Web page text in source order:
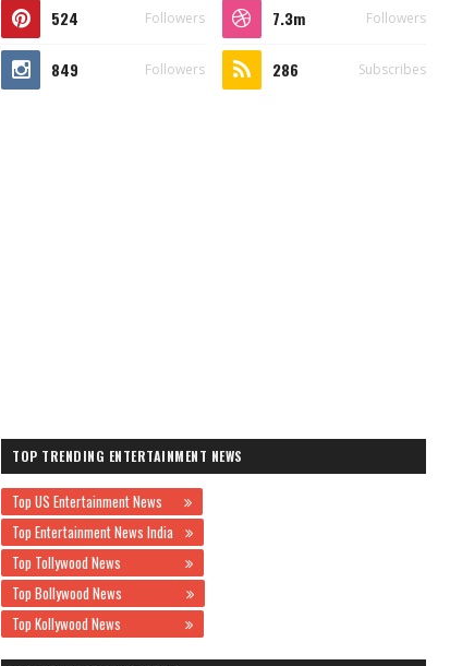
524 Followers 7.3m Followers
849 Followers 286 Subscribes
TOP TRENDING ENTERTAINMENT NEWS
Top US Entertainment News
Top Entertainment News India
Top Tollywood News
Top Bollywood News
Top Kollywood News